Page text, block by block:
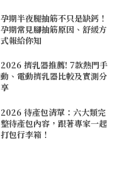
孕期半夜腿抽筋不只是缺鈣！
孕期常見腳抽筋原因、舒緩方
式報給你知
2026 擠乳器推薦! 7款熱門手
動、電動擠乳器比較及實測分
享
2026 待產包清單：六大類完
整待產包內容，跟著專家一起
打包行李箱！